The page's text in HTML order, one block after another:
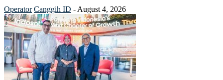
Operator Canggih ID - August 4, 2026